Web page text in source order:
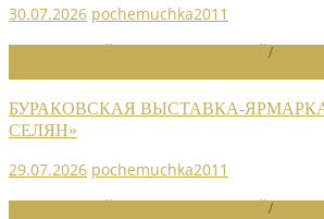
30.07.2026 pochemuchka2011
/
БУРАКОВСКАЯ ВЫСТАВКА-
СЕЛЯН»
29.07.2026 pochemuchka2011
/